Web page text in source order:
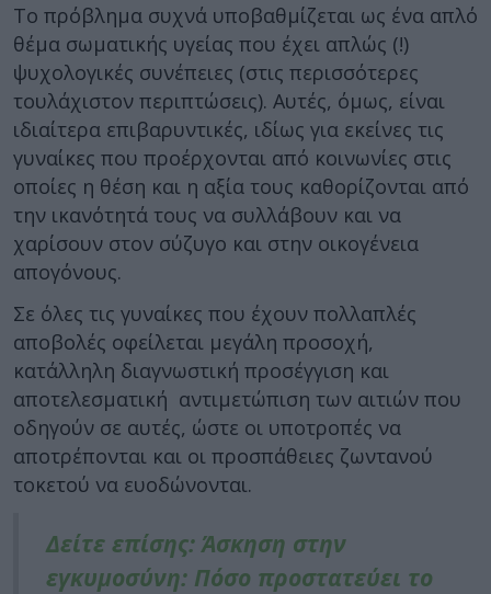
Το πρόβλημα συχνά υποβαθμίζεται ως ένα απλό
θέμα σωματικής υγείας που έχει απλώς (!)
ψυχολογικές συνέπειες (στις περισσότερες
τουλάχιστον περιπτώσεις). Αυτές, όμως, είναι
ιδιαίτερα επιβαρυντικές, ιδίως για εκείνες τις
γυναίκες που προέρχονται από κοινωνίες στις
οποίες η θέση και η αξία τους καθορίζονται από
την ικανότητά τους να συλλάβουν και να
χαρίσουν στον σύζυγο και στην οικογένεια
απογόνους.
Σε όλες τις γυναίκες που έχουν πολλαπλές
αποβολές οφείλεται μεγάλη προσοχή,
κατάλληλη διαγνωστική προσέγγιση και
αποτελεσματική αντιμετώπιση των αιτιών που
οδηγούν σε αυτές, ώστε οι υποτροπές να
αποτρέπονται και οι προσπάθειες ζωντανού
τοκετού να ευοδώνονται.
Δείτε επίσης: Άσκηση στην
εγκυμοσύνη: Πόσο προστατεύει το